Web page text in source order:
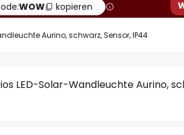
WOW kopieren
Aurino, schwarz, Sensor, IP44
LED-Solar-Wandleuchte Aurino,